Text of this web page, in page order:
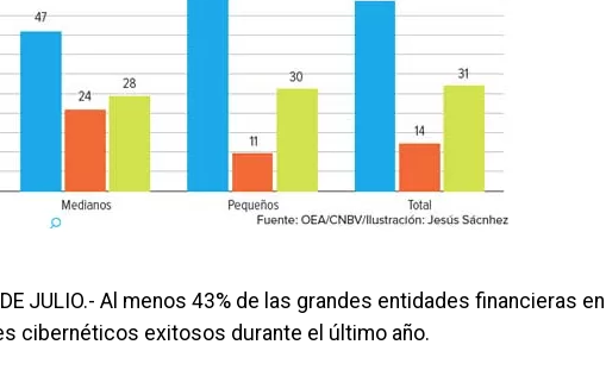
DE JULIO.- Al menos 43% de las grandes entidades financieras en
cibernéticos exitosos durante el último año.